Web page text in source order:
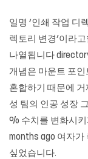
일명 ‘인쇄 작업 디
렉토리 변경’이라
나열됩니다
개념은 마운트 포
혼합하기 때문에
성 팀의 인공 성장
% 수치를 변화시
months ago 여자가
싶었습니다.